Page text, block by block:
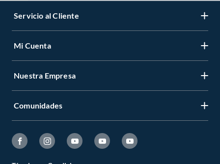
Servicio al Cliente
Mi Cuenta
Nuestra Empresa
Comunidades